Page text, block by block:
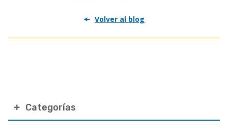
Categorías
Volver al blog